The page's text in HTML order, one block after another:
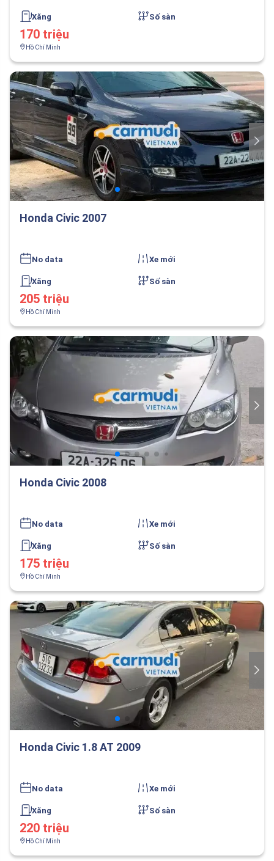
Xăng Số sàn
170 triệu
Hồ Chí Minh
Honda Civic 2007
No data Xe mới
Xăng Số sàn
205 triệu
Hồ Chí Minh
Honda Civic 2008
No data Xe mới
Xăng Số sàn
175 triệu
Hồ Chí Minh
Honda Civic 1.8 AT 2009
No data Xe mới
Xăng Số sàn
220 triệu
Hồ Chí Minh